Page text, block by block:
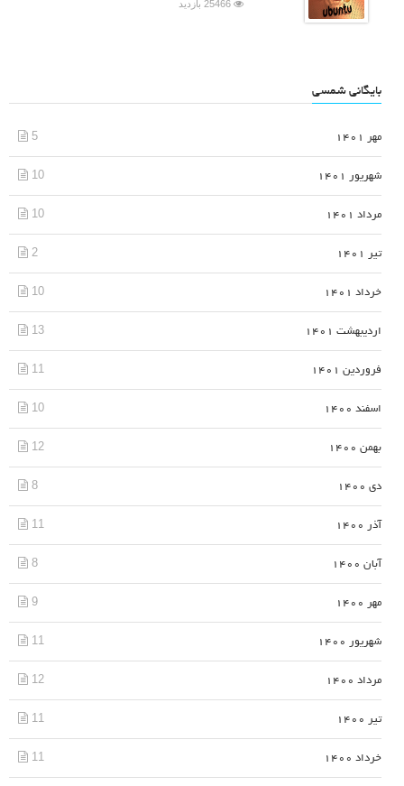
25466 بازدید
بایگانی شمسی
مهر 1401 5
شهریور 1401 10
مرداد 1401 10
تیر 1401 2
خرداد 1401 10
اردیبهشت 1401 13
فروردین 1401 11
اسفند 1400 10
بهمن 1400 12
دی 1400 8
آذر 1400 11
آبان 1400 8
مهر 1400 9
شهریور 1400 11
مرداد 1400 12
تیر 1400 11
خرداد 1400 11